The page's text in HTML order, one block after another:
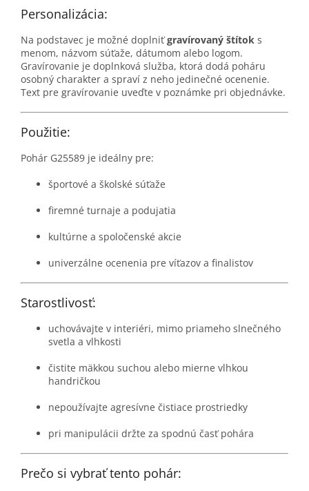
Personalizácia:
Na podstavec je možné doplniťgravírovaný štítok s
menom, názvom súťaže, dátumom alebo logom.
Gravírovanie je doplnková služba, ktorá dodá poháru
osobný charakter a spraví z neho jedinečné ocenenie.
Text pre gravírovanie uveďte v poznámke pri objednávke.
Použitie:
Pohár G25589 je ideálny pre:
športové a školské súťaže
firemné turnaje a podujatia
kultúrne a spoločenské akcie
univerzálne ocenenia pre víťazov a finalistov
Starostlivosť:
uchovávajte v interiéri, mimo priameho slnečného
svetla a vlhkosti
čistite mäkkou suchou alebo mierne vlhkou
handričkou
nepoužívajte agresívne čistiace prostriedky
pri manipulácii držte za spodnú časť pohára
Prečo si vybrať tento pohár: